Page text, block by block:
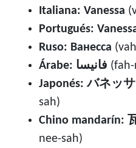
Italiana: Vanessa
Portugués:
Ruso: Ванесса
Japonés: バネッサ
sah)
Chino mandarín:
nee-sah)